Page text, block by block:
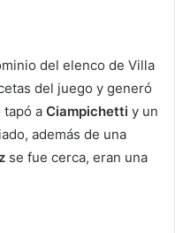
del elenco de Villa
del juego y generó
tapó a Ciampichetti y un
además de una
se fue cerca, eran una